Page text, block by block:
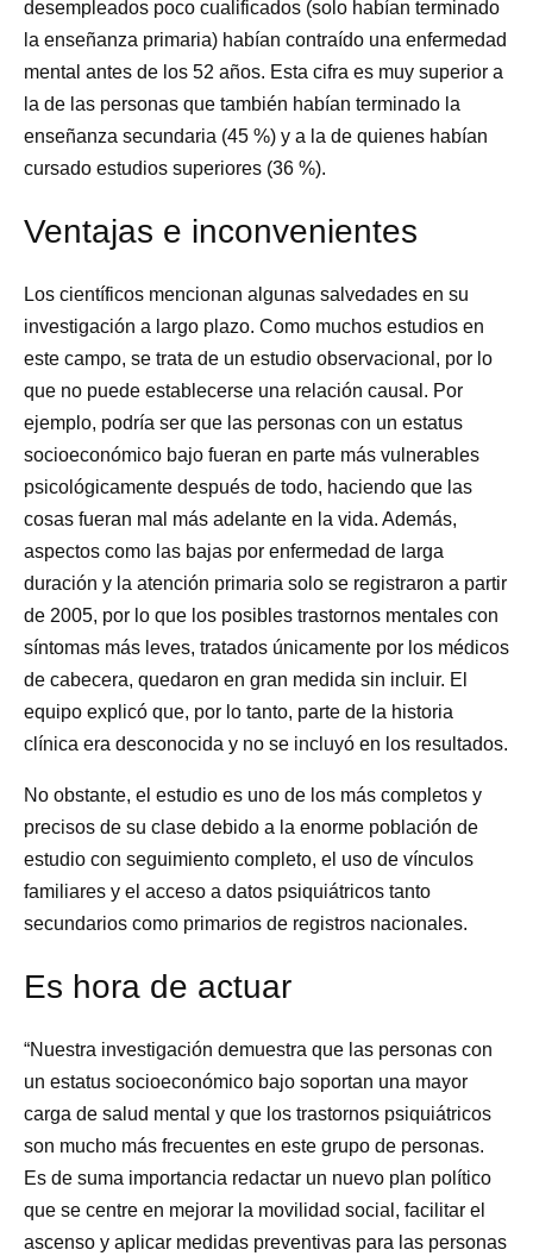
desempleados poco cualificados (solo habían terminado
la enseñanza primaria) habían contraído una enfermedad
mental antes de los 52 años. Esta cifra es muy superior a
la de las personas que también habían terminado la
enseñanza secundaria (45 %) y a la de quienes habían
cursado estudios superiores (36 %).
Ventajas e inconvenientes
Los científicos mencionan algunas salvedades en su
investigación a largo plazo. Como muchos estudios en
este campo, se trata de un estudio observacional, por lo
que no puede establecerse una relación causal. Por
ejemplo, podría ser que las personas con un estatus
socioeconómico bajo fueran en parte más vulnerables
psicológicamente después de todo, haciendo que las
cosas fueran mal más adelante en la vida. Además,
aspectos como las bajas por enfermedad de larga
duración y la atención primaria solo se registraron a partir
de 2005, por lo que los posibles trastornos mentales con
síntomas más leves, tratados únicamente por los médicos
de cabecera, quedaron en gran medida sin incluir. El
equipo explicó que, por lo tanto, parte de la historia
clínica era desconocida y no se incluyó en los resultados.
No obstante, el estudio es uno de los más completos y
precisos de su clase debido a la enorme población de
estudio con seguimiento completo, el uso de vínculos
familiares y el acceso a datos psiquiátricos tanto
secundarios como primarios de registros nacionales.
Es hora de actuar
“Nuestra investigación demuestra que las personas con
un estatus socioeconómico bajo soportan una mayor
carga de salud mental y que los trastornos psiquiátricos
son mucho más frecuentes en este grupo de personas.
Es de suma importancia redactar un nuevo plan político
que se centre en mejorar la movilidad social, facilitar el
ascenso y aplicar medidas preventivas para las personas